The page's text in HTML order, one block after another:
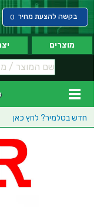
בקשה להצעת מחיר 0
מוצרים
חדש בטלמיר? לחץ כאן